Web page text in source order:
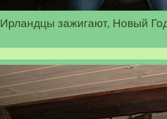
Ирландцы зажигают, Новый